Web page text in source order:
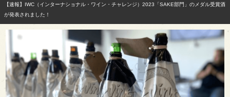
【速報】IWC（インターナショナル・ワイン・チャレンジ）2023「SAKE部門」のメダル受賞酒
が発表されました！